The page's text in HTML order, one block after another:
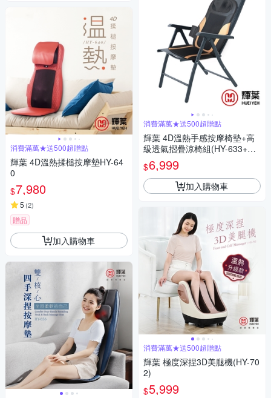
消費滿萬★送500超贈點
輝葉 4D溫熱揉槌按摩墊HY-64
0
$7,980
5 (2)
贈品
加入購物車
消費滿萬★送500超贈點
輝葉 4D溫熱手感按摩椅墊+高
級透氣摺疊涼椅組(HY-633+HY
-CR01)
$6,999
加入購物車
消費滿萬★送500超贈點
輝葉 極度深捏3D美腿機(HY-70
2)
$5,999